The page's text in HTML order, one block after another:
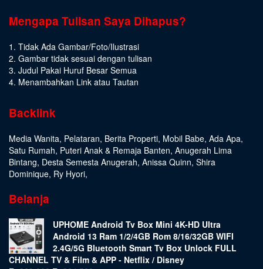
Mengapa Tulisan Saya Dihapus?
1. Tidak Ada Gambar/Foto/Ilustrasi
2. Gambar tidak sesuai dengan tulisan
3. Judul Pakai Huruf Besar Semua
4. Menambahkan Link atau Tautan
Backlink
Media Wanita, Pelataran, Berita Properti, Mobil Babe, Ada Apa,
Satu Rumah, Puteri Anak & Remaja Banten, Anugerah Lima
Bintang, Desta Semesta Anugerah, Anissa Quinn, Shira
Dominique, Ry Hyori,
Belanja
UPHOME Android Tv Box Mini 4K-HD Ultra
Android 13 Ram 1/2/4GB Rom 8/16/32GB WIFI
2.4G/5G Bluetooth Smart Tv Box Unlock FULL
CHANNEL TV & Film & APP - Netflix / Disney